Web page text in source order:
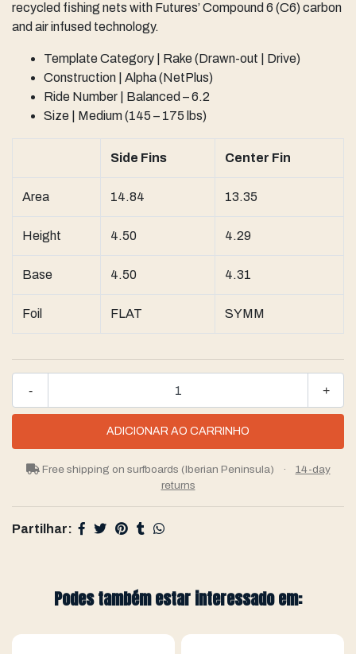
recycled fishing nets with Futures’ Compound 6 (C6) carbon
and air infused technology.
Template Category | Rake (Drawn-out | Drive)
Construction | Alpha (NetPlus)
Ride Number | Balanced – 6.2
Size | Medium (145 – 175 lbs)
Side Fins Center Fin
Area 14.84 13.35
Height 4.50 4.29
Base 4.50 4.31
Foil FLAT SYMM
+
-
Free shipping on surfboards (Iberian Peninsula) ·
14-day
returns
Partilhar:
Podes também estar interessado em: